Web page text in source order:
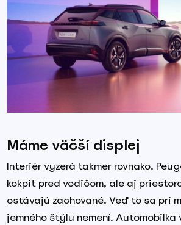
Máme väčší displej
Interiér vyzerá takmer rovnako.
kokpit pred vodičom, ale aj
ostávajú zachované. Veď to sa pri
jemného štýlu nemení. Automobilka